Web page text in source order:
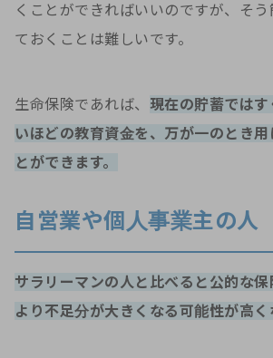
くことができればいいのですが、そ
ておくことは難しいです。
生命保険であれば、 現在の貯蓄では
いほどの教育資金を、万が一のとき
とができます。
自営業や個人事業主の人
サラリーマンの人と比べると公的な保
より不足分が大きくなる可能性が高く